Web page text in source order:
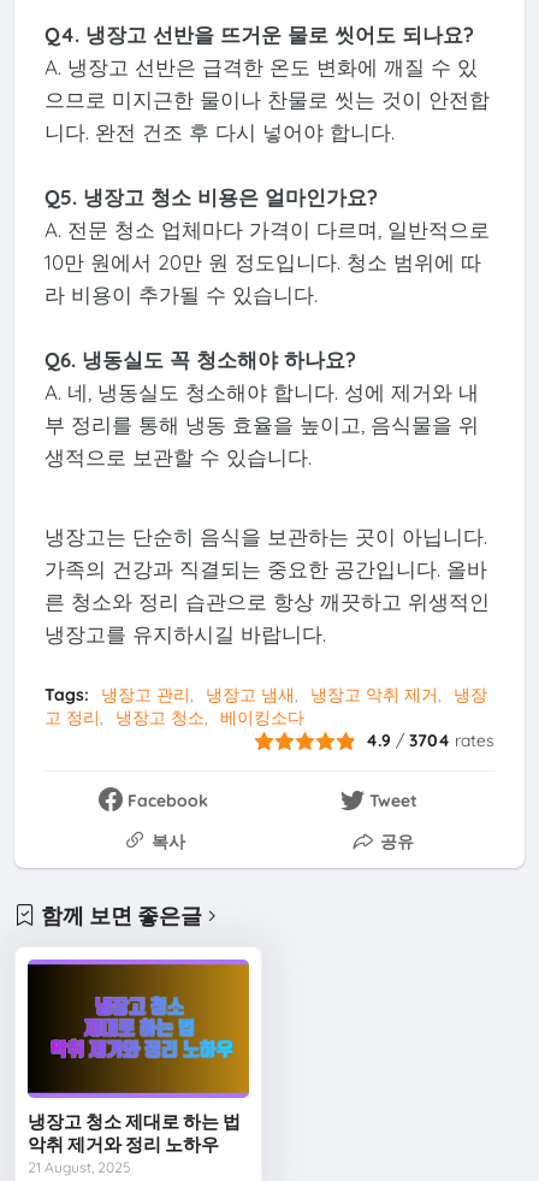
Q4. 냉장고 선반을 뜨거운 물로 씻어도 되나요?
A. 냉장고 선반은 급격한 온도 변화에 깨질 수 있
으므로 미지근한 물이나 찬물로 씻는 것이 안전합
니다. 완전 건조 후 다시 넣어야 합니다.
Q5. 냉장고 청소 비용은 얼마인가요?
A. 전문 청소 업체마다 가격이 다르며, 일반적으로
10만 원에서 20만 원 정도입니다. 청소 범위에 따
라 비용이 추가될 수 있습니다.
Q6. 냉동실도 꼭 청소해야 하나요?
A. 네, 냉동실도 청소해야 합니다. 성에 제거와 내
부 정리를 통해 냉동 효율을 높이고, 음식물을 위
생적으로 보관할 수 있습니다.
냉장고는 단순히 음식을 보관하는 곳이 아닙니다.
가족의 건강과 직결되는 중요한 공간입니다. 올바
른 청소와 정리 습관으로 항상 깨끗하고 위생적인
냉장고를 유지하시길 바랍니다.
Tags: 냉장고 관리 냉장고 냄새 냉장고 악취 제거
냉장
고 정리
냉장고 청소
베이킹소다
4.9 /3704 rates
Facebook
Tweet
복사
공유
함께 보면 좋은글
냉장고 청소 제대로 하는 법
악취 제거와 정리 노하우
21 August, 2025